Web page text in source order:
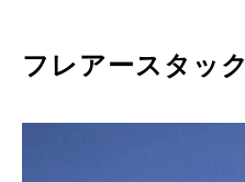
フレアースタック